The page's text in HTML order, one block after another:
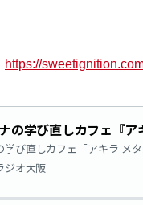
https://